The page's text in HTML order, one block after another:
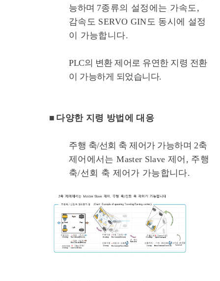
능하며 7종류의 설정에는 가속도,
감속도 SERVO GIN도 동시에 설정
이 가능합니다.
PLC의 변환 제어로 유연한 지령 전환
이 가능하게 되었습니다.
■ 다양한 지령 방법에 대응
주행 축/선회 축 제어가 가능하며 2축
제어에서는 Master Slave 제어, 주행
축/선회 축 제어가 가능합니다.